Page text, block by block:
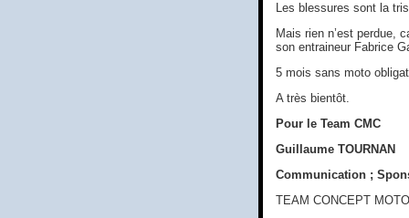
Les blessures sont la
Mais rien n’est perdue,
son entraineur Fabrice
5 mois sans moto
A très bientôt.
Pour le Team CMC
Guillaume TOURNAN
Communication ;
TEAM CONCEPT